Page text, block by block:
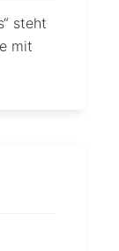
steht
mit